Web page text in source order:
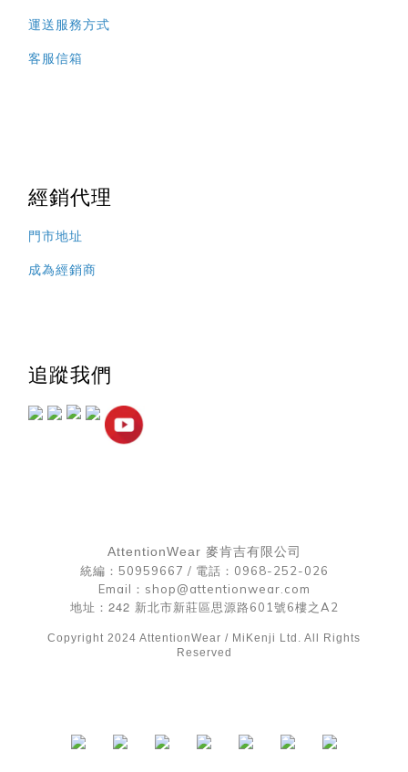
立即購買
運送服務方式
客服信箱
經銷代理
門市地址
成為經銷商
追蹤我們
AttentionWear 麥肯吉有限公司
統編：50959667 / 電話：0968-252-026
Email：shop@attentionwear.com
地址： 242 新北市新莊區思源路601號6樓之A2
Copyright 2024 AttentionWear / MiKenji Ltd. All Rights
Reserved